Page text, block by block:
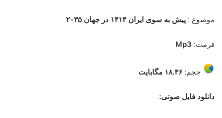
موضوع : پیش به سوی ایران ۱۴۱۴ در جهان ۲۰۳۵
فرمت:
حجم: ۶ مگابایت
دانلود فایل صوتی: